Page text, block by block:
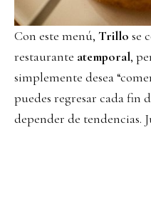
Con este menú, Trillo se
restaurante atemporal,
simplemente desea
puedes regresar cada fin
depender de tendencias.